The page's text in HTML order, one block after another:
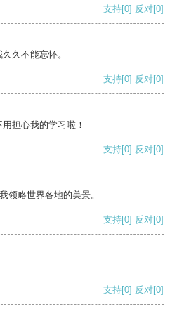
支持[0] 反对[0]
久不能忘怀。
支持[0] 反对[0]
担心我的学习啦！
支持[0] 反对[0]
领略世界各地的美景。
支持[0] 反对[0]
支持[0] 反对[0]